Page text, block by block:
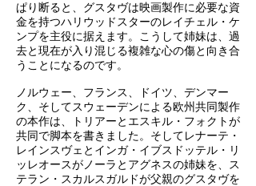
ぱり断ると、グスタヴは映画製作に必要な資
金を持つハリウッドスターのレイチェル・ケ
ンプを主役に据えます。こうして姉妹は、過
去と現在が入り混じる複雑な心の傷と向き合
うことになるのです。
ノルウェー、フランス、ドイツ、デンマー
ク、そしてスウェーデンによる欧州共同製作
の本作は、トリアーとエスキル・フォクトが
共同で脚本を書きました。そしてレナーテ・
レインスヴェとインガ・イブスドッテル・リ
ッレオースがノーラとアグネスの姉妹を、ス
テラン・スカルスガルドが父親のグスタヴを